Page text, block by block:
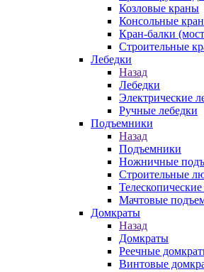
Козловые краны
Консольные
Кран-балки
Строительные
Лебедки
Назад
Лебедки
Электрические
Ручные лебедки
Подъемники
Назад
Подъемники
Ножничные
Строительные
Мачтовые
Домкраты
Назад
Домкраты
Реечные
Винтовые